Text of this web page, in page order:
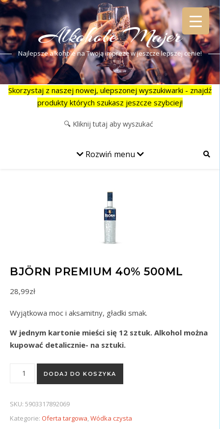
Alkohole Majer
Najlepsze alkohole na Twoją imprezę w jeszcze lepszej cenie!
Skorzystaj z naszej nowej, ulepszonej wyszukiwarki - znajdź
produkty których szukasz jeszcze szybciej!
Rozwiń menu
BJÖRN PREMIUM 40% 500ML
28,99zł
Wyjątkowa moc i aksamitny, gładki smak.
W jednym kartonie mieści się 12 sztuk. Alkohol można
kupować detalicznie- na sztuki.
ilość Björn Premium 40% 500ml
DODAJ DO KOSZYKA
SKU: 5903317892069
Kategorie: Oferta targowa,Wódka czysta